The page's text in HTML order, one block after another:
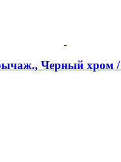
Черный хром